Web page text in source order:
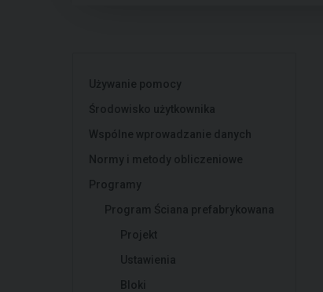
Używanie pomocy
Środowisko użytkownika
Wspólne wprowadzanie danych
Normy i metody obliczeniowe
Programy
Program Ściana prefabrykowana
Projekt
Ustawienia
Bloki